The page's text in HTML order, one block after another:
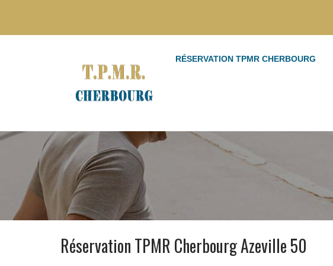
RÉSERVATION TPMR CHERBOURG
Réservation TPMR Cherbourg Azeville 50